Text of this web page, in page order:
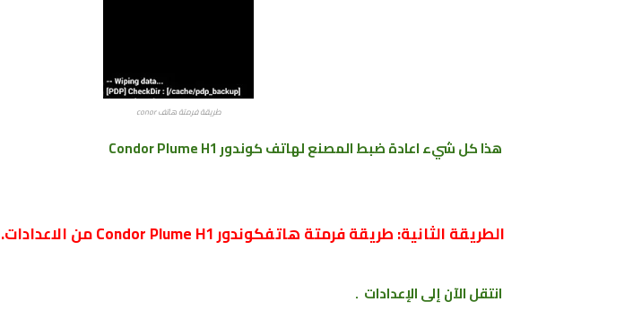
طريقة فرمتة هاتف conor
هذا كل شيءاعادة ضبط المصنع ﻟﻬﺎﺗﻒكوندور Condor Plume H1
الطريقة الثانية: طريقة فرمتة هاتفكوندور Condor Plume H1 من الاعدادات.
انتقل الآن إلى الإعدادات .